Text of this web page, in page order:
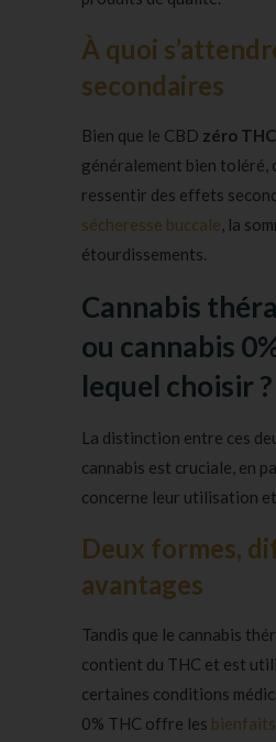
À quoi
secondaires
Bien que le CBD zéro THC
généralement bien toléré,
ressentir des effets
sécheresse buccale, la
étourdissements.
Cannabis
ou cannabis
lequel choisir ?
La distinction entre ces
cannabis est cruciale, en
concerne leur utilisation
Deux formes,
avantages
Tandis que le cannabis
contient du THC et est
certaines conditions
0% THC offre les